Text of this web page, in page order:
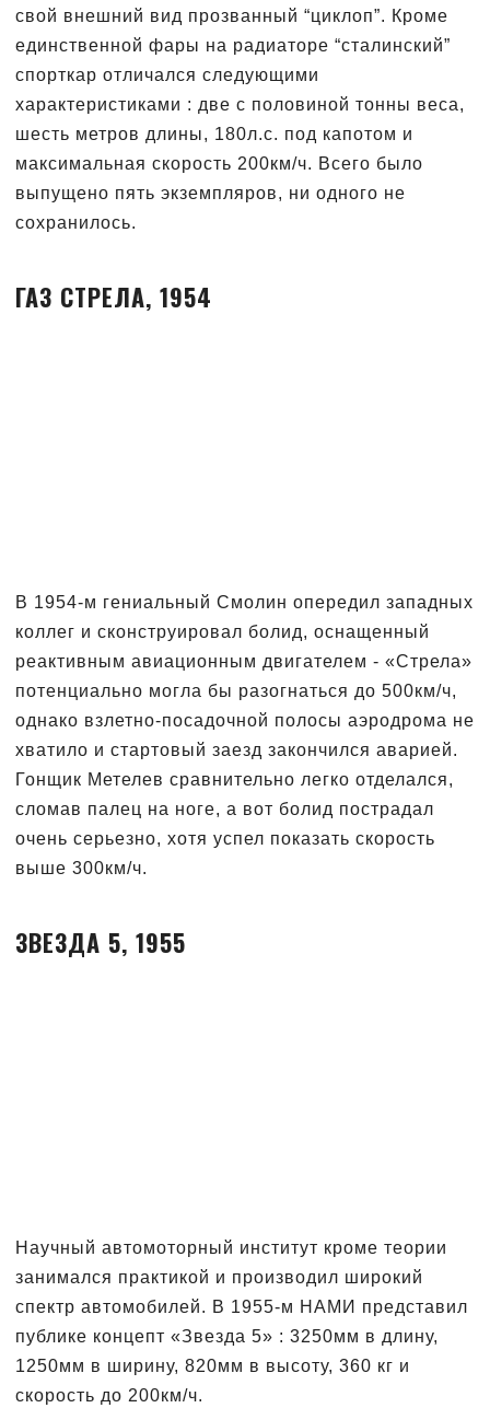
свой внешний вид прозванный “циклоп”. Кроме
единственной фары на радиаторе “сталинский”
спорткар отличался следующими
характеристиками : две с половиной тонны веса,
шесть метров длины, 180л.с. под капотом и
максимальная скорость 200км/ч. Всего было
выпущено пять экземпляров, ни одного не
сохранилось.
ГАЗ СТРЕЛА, 1954
В 1954-м гениальный Смолин опередил западных
коллег и сконструировал болид, оснащенный
реактивным авиационным двигателем - «Стрела»
потенциально могла бы разогнаться до 500км/ч,
однако взлетно-посадочной полосы аэродрома не
хватило и стартовый заезд закончился аварией.
Гонщик Метелев сравнительно легко отделался,
сломав палец на ноге, а вот болид пострадал
очень серьезно, хотя успел показать скорость
выше 300км/ч.
ЗВЕЗДА 5, 1955
Научный автомоторный институт кроме теории
занимался практикой и производил широкий
спектр автомобилей. В 1955-м НАМИ представил
публике концепт «Звезда 5» : 3250мм в длину,
1250мм в ширину, 820мм в высоту, 360 кг и
скорость до 200км/ч.